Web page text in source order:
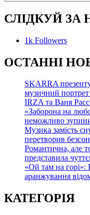
СЛІДКУЙ ЗА
1k Followers
ОСТАННІ
SKARRA
музичний портрет
IRZA та Ваня
«Заборона на
неможливо
Музика замість
перетворив
Романтична, але
представила
«Ой там на горі»:
аранжування
КАТЕГОРІЯ